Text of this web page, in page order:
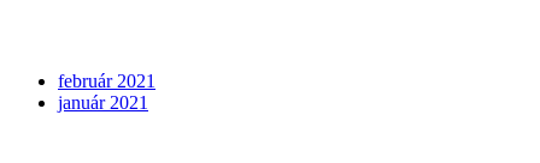
február 2021
január 2021